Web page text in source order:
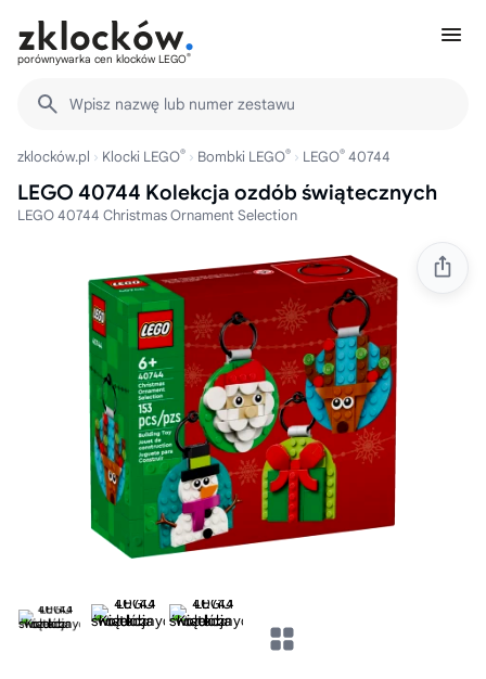
porównywarka cen klocków LEGO®
Wpisz nazwę lub numer zestawu
zklocków.pl Klocki LEGO® Bombki LEGO® LEGO® 40744
LEGO 40744 Kolekcja ozdób świątecznych
LEGO 40744 Christmas Ornament Selection